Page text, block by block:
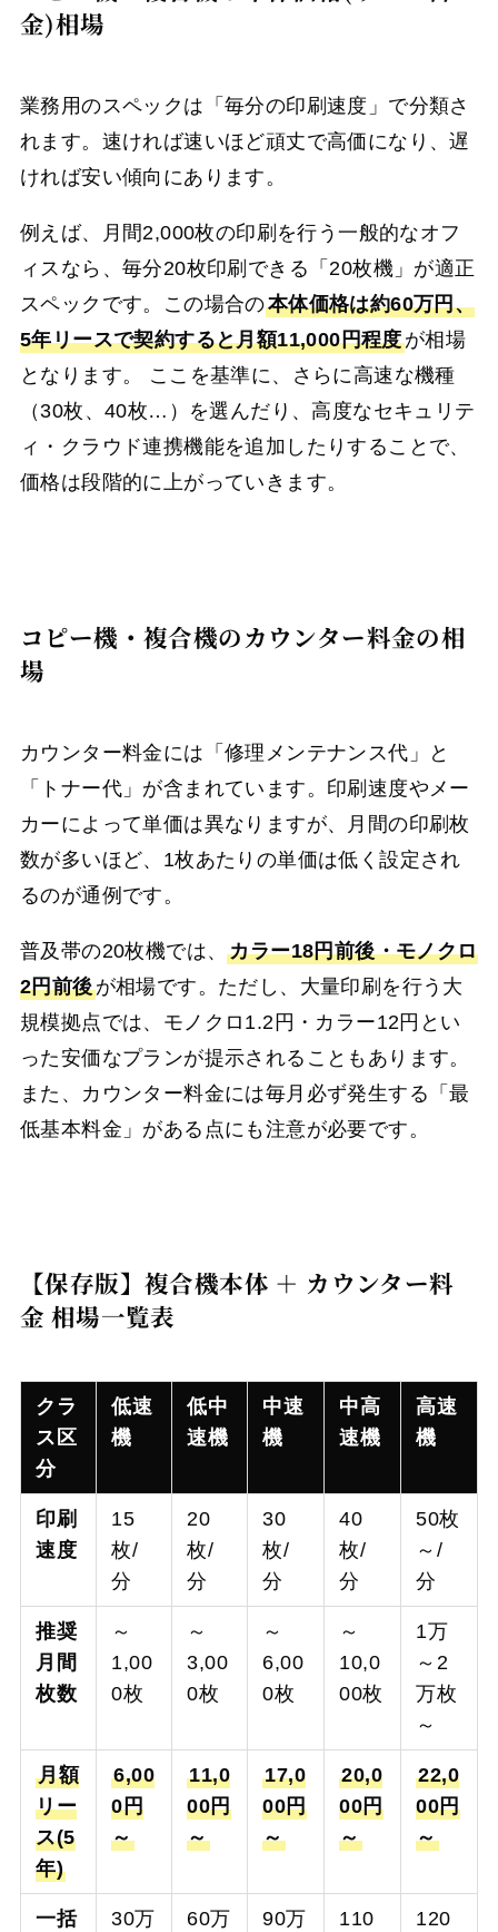
金)相場
業務用のスペックは「毎分の印刷速度」で分類さ
れます。速ければ速いほど頑丈で高価になり、遅
ければ安い傾向にあります。
例えば、月間2,000枚の印刷を行う一般的なオフ
ィスなら、毎分20枚印刷できる「20枚機」が適正
スペックです。この場合の本体価格は約60万円、
5年リースで契約すると月額11,000円程度が相場
となります。 ここを基準に、さらに高速な機種
（30枚、40枚…）を選んだり、高度なセキュリテ
ィ・クラウド連携機能を追加したりすることで、
価格は段階的に上がっていきます。
コピー機・複合機のカウンター料金の相
場
カウンター料金には「修理メンテナンス代」と
「トナー代」が含まれています。印刷速度やメー
カーによって単価は異なりますが、月間の印刷枚
数が多いほど、1枚あたりの単価は低く設定され
るのが通例です。
普及帯の20枚機では、カラー18円前後・モノクロ
2円前後が相場です。ただし、大量印刷を行う大
規模拠点では、モノクロ1.2円・カラー12円とい
った安価なプランが提示されることもあります。
また、カウンター料金には毎月必ず発生する「最
低基本料金」がある点にも注意が必要です。
【保存版】複合機本体 ＋ カウンター料
金 相場一覧表
クラ
ス区
分
低速
機
低中
速機
中速
機
中高
速機
高速
機
印刷
速度
15
枚/
分
20
枚/
分
30
枚/
分
40
枚/
分
50枚
～/
分
推奨
月間
枚数
～
1,00
0枚
～
3,00
0枚
～
6,00
0枚
～
10,0
00枚
1万
～2
万枚
～
月額
リー
ス(5
年)
6,00
0円
～
11,0
00円
～
17,0
00円
～
20,0
00円
～
22,0
00円
～
一括
30万
60万
90万
110
120